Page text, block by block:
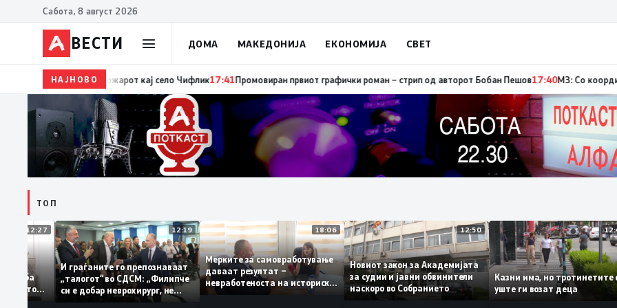
Сабота, 8 август 2026
ВЕСТИ ДОМА МАКЕДОНИЈА ЕКОНОМИЈА СВЕТ
НАЈНОВО17:42ЦУК: До 18 часот 11 пожари на отворен простор, од кои три се активни – изгаснат пожарот кај село Чифлик17:41
ТОП
12:27
За
треба
12:19
И граѓаните го препознаваат
„талогот“ во СДСМ: „Филипче
си е добар неврохирург, не
треба се занимава со
18:06
Мерките за самовработување
даваат резултат –
невработеноста на историски
најниско ниво од 11,3%
12:50
Новиот закон за Академијата
за судии и јавни обвинители
наскоро во Собранието
Казни има, но
уште ги возат деца